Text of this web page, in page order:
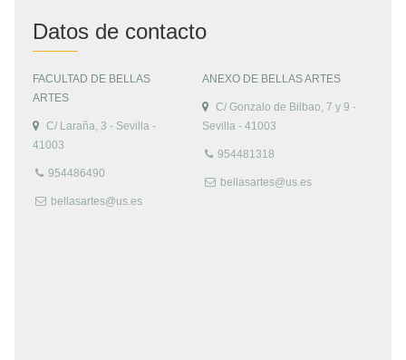
Datos de contacto
FACULTAD DE BELLAS
ARTES
C/ Laraña, 3 - Sevilla -
41003
954486490
bellasartes@us.es
ANEXO DE BELLAS ARTES
C/ Gonzalo de Bilbao, 7 y 9 -
Sevilla - 41003
954481318
bellasartes@us.es